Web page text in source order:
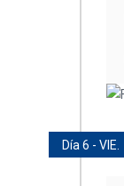
Día 6 - VIE.